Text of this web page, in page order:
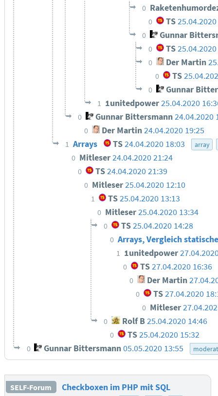
0
0 TS
0 Gunnar
0 TS
0 Der Martin
0 TS
0 Gunnar
1 1unitedpower25.04.2020
0 Gunnar Bittersmann24.04.2020
0 Der Martin24.04.2020 19:25
1 Arrays TS24.04.2020 18:03 array
0 Mitleser24.04.2020 21:24
0 TS24.04.2020 21:39
0 Mitleser25.04.2020 12:10
1 TS25.04.2020 13:13
0 Mitleser25.04.2020 13:34
0 TS25.04.2020 14:28
0 Arrays, Vergleich
1 1unitedpower
0 TS27.04.2020 16:36
0 Der Martin
0 TS27.04.2020
0 Mitleser
0 Rolf B 25.04.2020 14:46
0 TS25.04.2020 15:32
0 Gunnar Bittersmann05.05.2020 13:55
SELF-Forum
Checkboxen im PHP mit SQL